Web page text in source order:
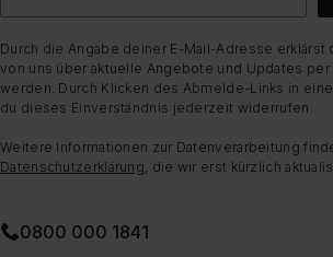
Durch die Angabe deiner E-Mail-Adresse erklärst
von uns über aktuelle Angebote und Updates per
werden. Durch Klicken des Abmelde-Links in
du dieses Einverständnis jederzeit widerrufen.
Weitere Informationen zur Datenverarbeitung
Datenschutzerklärung , die wir erst kürzlich
0800 000 1841